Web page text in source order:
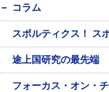
コラム
スポルティクス！ ス
途上国研究の最先端
フォーカス・オン・